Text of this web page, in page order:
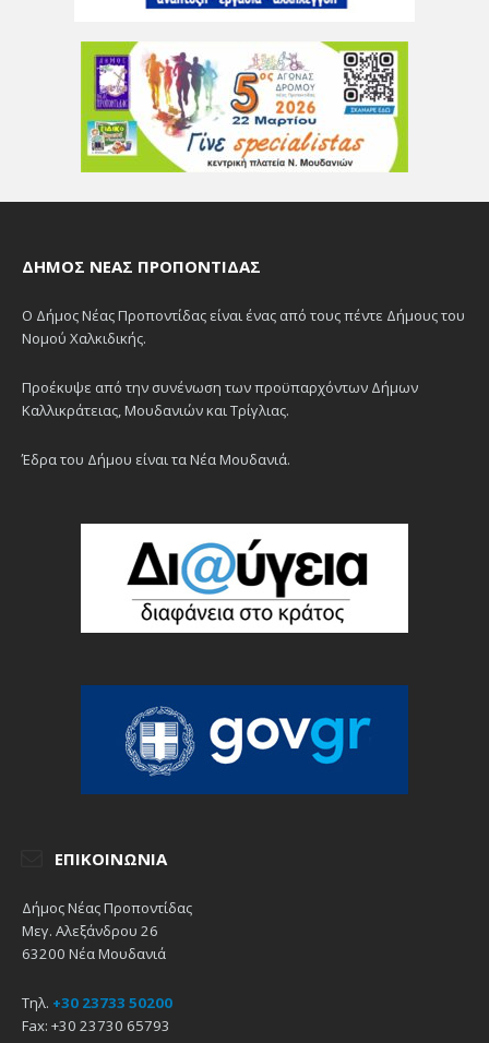
ΔΉΜΟΣ ΝΈΑΣ ΠΡΟΠΟΝΤΊΔΑΣ
Ο Δήμος Νέας Προποντίδας είναι ένας από τους πέντε Δήμους του
Νομού Χαλκιδικής.
Προέκυψε από την συνένωση των προϋπαρχόντων Δήμων
Καλλικράτειας, Μουδανιών και Τρίγλιας.
Έδρα του Δήμου είναι τα Νέα Μουδανιά.
ΕΠΙΚΟΙΝΩΝΊΑ
Δήμος Νέας Προποντίδας
Μεγ. Αλεξάνδρου 26
63200 Νέα Μουδανιά
Τηλ. +30 23733 50200
Fax: +30 23730 65793